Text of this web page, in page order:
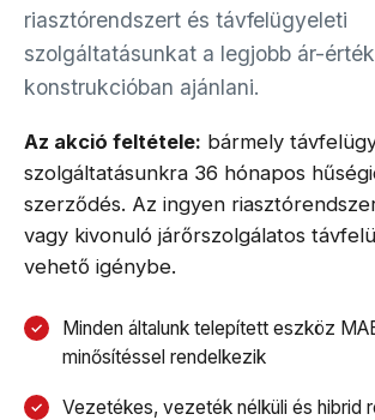
riasztórendszert és távfelügyeleti
szolgáltatásunkat a legjobb ár-
konstrukcióban ajánlani.
Az akció feltétele: bármely
szolgáltatásunkra 36 hónapos
szerződés. Az ingyen
vagy kivonuló járőrszolgálatos
vehető igénybe.
Minden általunk telepített eszköz
minősítéssel rendelkezik
Vezetékes, vezeték nélküli és hibrid